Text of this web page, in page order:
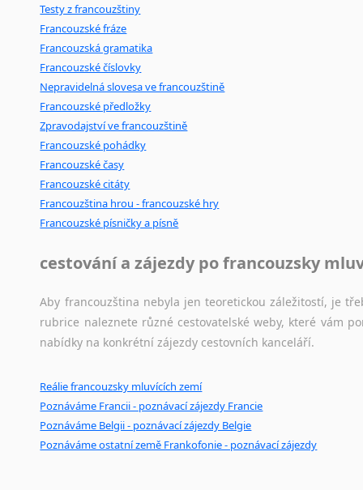
Testy z francouzštiny
Francouzské fráze
Francouzská gramatika
Francouzské číslovky
Nepravidelná slovesa ve francouzštině
Francouzské předložky
Zpravodajství ve francouzštině
Francouzské pohádky
Francouzské časy
Francouzské citáty
Francouzština hrou - francouzské hry
Francouzské písničky a písně
cestování a zájezdy po francouzsky
Aby francouzština nebyla jen teoretickou záležitostí, je
rubrice naleznete různé cestovatelské weby, které vám
nabídky na konkrétní zájezdy cestovních kanceláří.
Reálie francouzsky mluvících zemí
Poznáváme Francii - poznávací zájezdy Francie
Poznáváme Belgii - poznávací zájezdy Belgie
Poznáváme ostatní země Frankofonie - poznávací zájezdy